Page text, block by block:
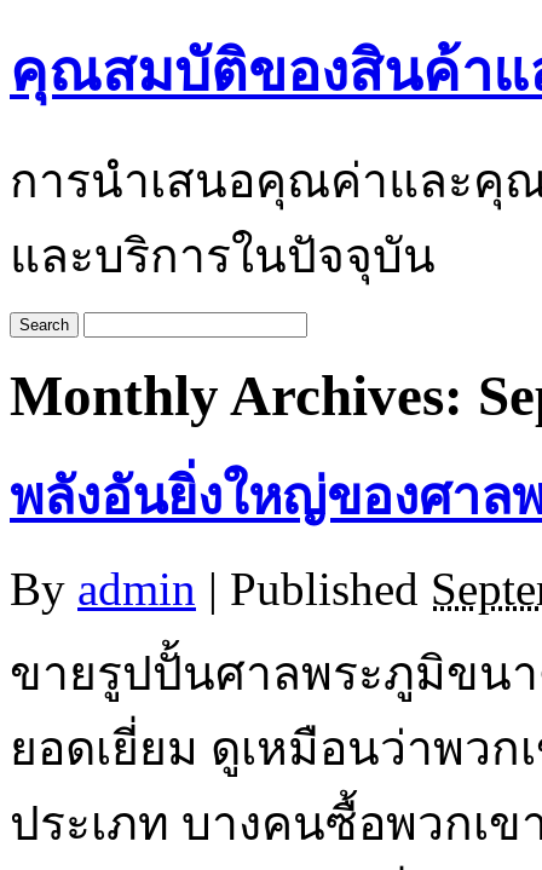
คุณสมบัติของสินค้าแ
การนำเสนอคุณค่าและคุ
และบริการในปัจจุบัน
Monthly Archives:
พลังอันยิ่งใหญ่ของศาล
By admin | Published
ขายรูปปั้นศาลพระภูมิขน
ยอดเยี่ยม ดูเหมือนว่าพว
ประเภท บางคนซื้อพวกเ